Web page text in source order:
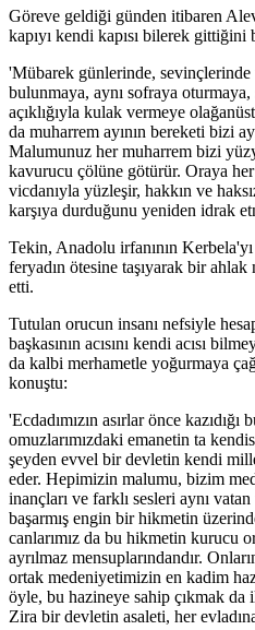
Göreve geldiği günden itibaren
kapıyı kendi kapısı bilerek
'Mübarek günlerinde, sevinçlerinde
bulunmaya, aynı sofraya
açıklığıyla kulak vermeye
da muharrem ayının bereketi bizi
Malumunuz her muharrem bizi
kavurucu çölüne götürür. Oraya her
vicdanıyla yüzleşir, hakkın ve
karşıya durduğunu yeniden idrak
Tekin, Anadolu irfanının
feryadın ötesine taşıyarak bir
etti.
Tutulan orucun insanı nefsiyle
başkasının acısını kendi acısı
da kalbi merhametle yoğurmaya
konuştu:
'Ecdadımızın asırlar önce
omuzlarımızdaki emanetin ta
şeyden evvel bir devletin kendi
eder. Hepimizin malumu, bizim
inançları ve farklı sesleri aynı
başarmış engin bir hikmetin
canlarımız da bu hikmetin kurucu
ayrılmaz mensuplarındandır.
ortak medeniyetimizin en kadim
öyle, bu hazineye sahip çıkmak
Zira bir devletin asaleti, her